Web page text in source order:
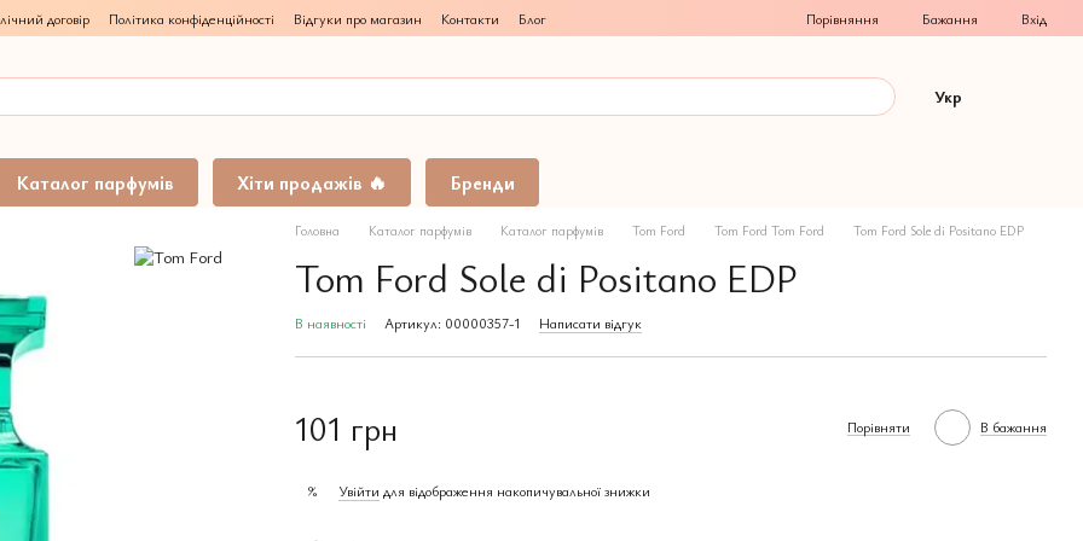
договір Політика конфіденційності Відгуки про магазин Контакти Блог Порівняння Бажання Вхід
Укр
Каталог парфумів Хіти продажів 🔥 Бренди
Головна Каталог парфумів Каталог парфумів Tom Ford Tom Ford Tom Ford Tom Ford Sole di Positano EDP
Tom Ford Sole di Positano EDP
В наявності Артикул: 00000357-1 Написати відгук
101 грн Порівняти В бажання
% Увійти для відображення накопичувальної знижки